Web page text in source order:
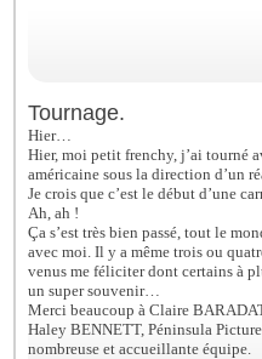
Tournage.
Hier…
Hier, moi petit frenchy, j’ai tourné
américaine sous la direction d’un
Je crois que c’est le début d’une
Ah, ah !
Ça s’est très bien passé, tout le
avec moi. Il y a même trois ou
venus me féliciter dont certains à
un super souvenir…
Merci beaucoup à Claire
Haley BENNETT, Péninsula
nombreuse et accueillante équipe.